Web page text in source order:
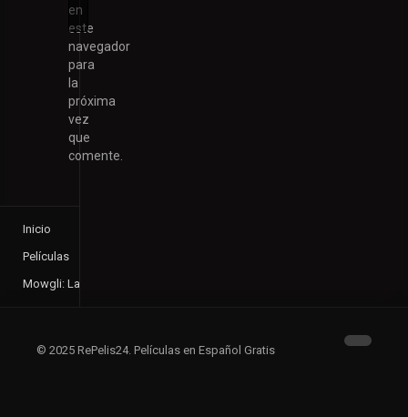
en
este
navegador
para
la
próxima
vez
que
comente.
Inicio
Películas
Mowgli: La leyenda de la selva
© 2025 RePelis24. Películas en Español Gratis